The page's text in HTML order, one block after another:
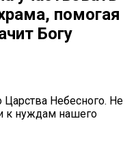
помогая
Богу
Царства Небесного. Не
к нуждам нашего